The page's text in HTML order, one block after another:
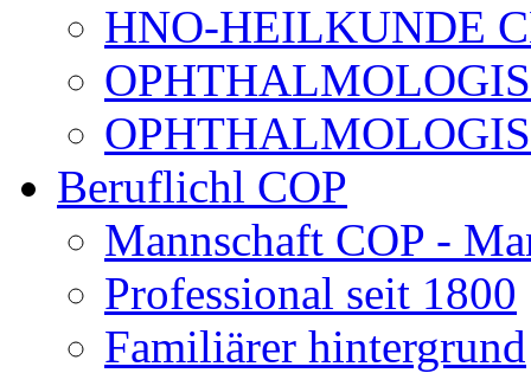
HNO-HEILKUNDE
Beruflichl COP
Mannschaft COP -
Professional seit 1800
Familiärer hintergrund